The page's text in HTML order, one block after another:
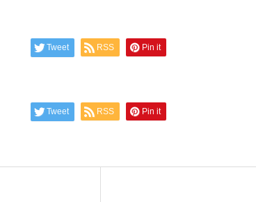
Tweet RSS Pin it
Tweet RSS Pin it